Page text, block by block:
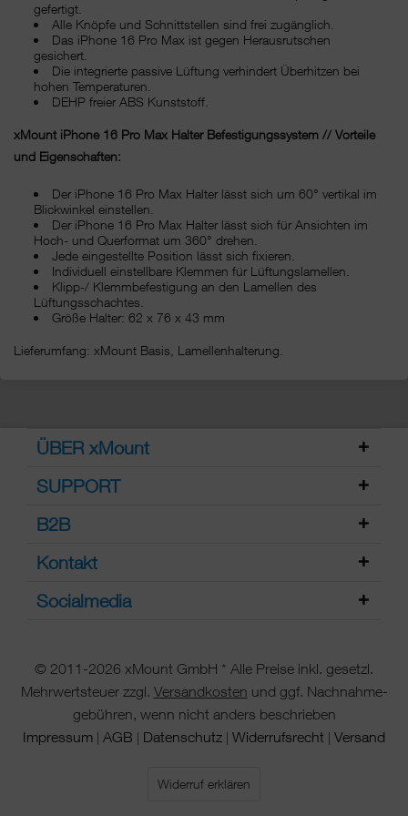
gefertigt.
Alle Knöpfe und Schnittstellen sind frei zugänglich.
Das iPhone 16 Pro Max ist gegen Herausrutschen
gesichert.
Die integrierte passive Lüftung verhindert Überhitzen bei
hohen Temperaturen.
DEHP freier ABS Kunststoff.
xMount iPhone 16 Pro Max Halter Befestigungssystem // Vorteile
und Eigenschaften:
Der iPhone 16 Pro Max Halter lässt sich um 60° vertikal im
Blickwinkel einstellen.
Der iPhone 16 Pro Max Halter lässt sich für Ansichten im
Hoch- und Querformat um 360° drehen.
Jede eingestellte Position lässt sich fixieren.
Individuell einstellbare Klemmen für Lüftungslamellen.
Klipp-/ Klemmbefestigung an den Lamellen des
Lüftungsschachtes.
Größe Halter: 62 x 76 x 43 mm
Lieferumfang: xMount Basis, Lamellenhalterung.
ÜBER xMount
SUPPORT
B2B
Kontakt
Socialmedia
© 2011-2026 xMount GmbH * Alle Preise inkl. gesetzl.
Mehrwertsteuer zzgl. Versandkosten und ggf. Nachnahme-
gebühren, wenn nicht anders beschrieben
Impressum | AGB | Datenschutz | Widerrufsrecht | Versand
Widerruf erklären